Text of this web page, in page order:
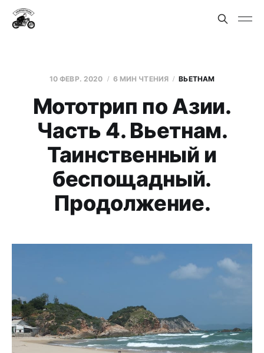
10 ФЕВР. 2020 6 МИН ЧТЕНИЯ ВЬЕТНАМ
Мототрип по Азии.
Часть 4. Вьетнам.
Таинственный и
беспощадный.
Продолжение.